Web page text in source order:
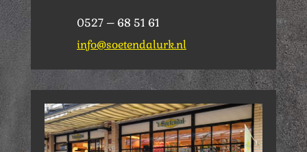
0527 – 68 51 61
info@soetendalurk.nl